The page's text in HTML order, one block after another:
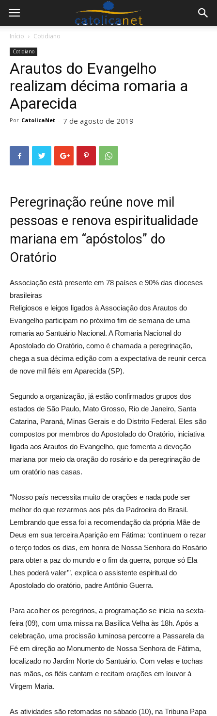
Início Cotidiano
Cotidiano
Arautos do Evangelho
realizam décima romaria a
Aparecida
Por CatolicaNet - 7 de agosto de 2019
Peregrinação reúne nove mil
pessoas e renova espiritualidade
mariana em “apóstolos” do
Oratório
Associação está presente em 78 países e 90% das dioceses
brasileiras
Religiosos e leigos ligados à Associação dos Arautos do
Evangelho participam no próximo fim de semana de uma
romaria ao Santuário Nacional. A Romaria Nacional do
Apostolado do Oratório, como é chamada a peregrinação,
chega a sua décima edição com a expectativa de reunir cerca
de nove mil fiéis em Aparecida (SP).
Segundo a organização, já estão confirmados grupos dos
estados de São Paulo, Mato Grosso, Rio de Janeiro, Santa
Catarina, Paraná, Minas Gerais e do Distrito Federal. Eles são
compostos por membros do Apostolado do Oratório, iniciativa
ligada aos Arautos do Evangelho, que fomenta a devoção
mariana por meio da oração do rosário e da peregrinação de
um oratório nas casas.
“Nosso país necessita muito de orações e nada pode ser
melhor do que rezarmos aos pés da Padroeira do Brasil.
Lembrando que essa foi a recomendação da própria Mãe de
Deus em sua terceira Aparição em Fátima: ‘continuem o rezar
o terço todos os dias, em honra de Nossa Senhora do Rosário
para obter a paz do mundo e o fim da guerra, porque só Ela
Lhes poderá valer’”, explica o assistente espiritual do
Apostolado do oratório, padre Antônio Guerra.
Para acolher os peregrinos, a programação se inicia na sexta-
feira (09), com uma missa na Basílica Velha às 18h. Após a
celebração, uma procissão luminosa percorre a Passarela da
Fé em direção ao Monumento de Nossa Senhora de Fátima,
localizado no Jardim Norte do Santuário. Com velas e tochas
nas mãos, os fiéis cantam e recitam orações em louvor à
Virgem Maria.
As atividades são retomadas no sábado (10), na Tribuna Papa